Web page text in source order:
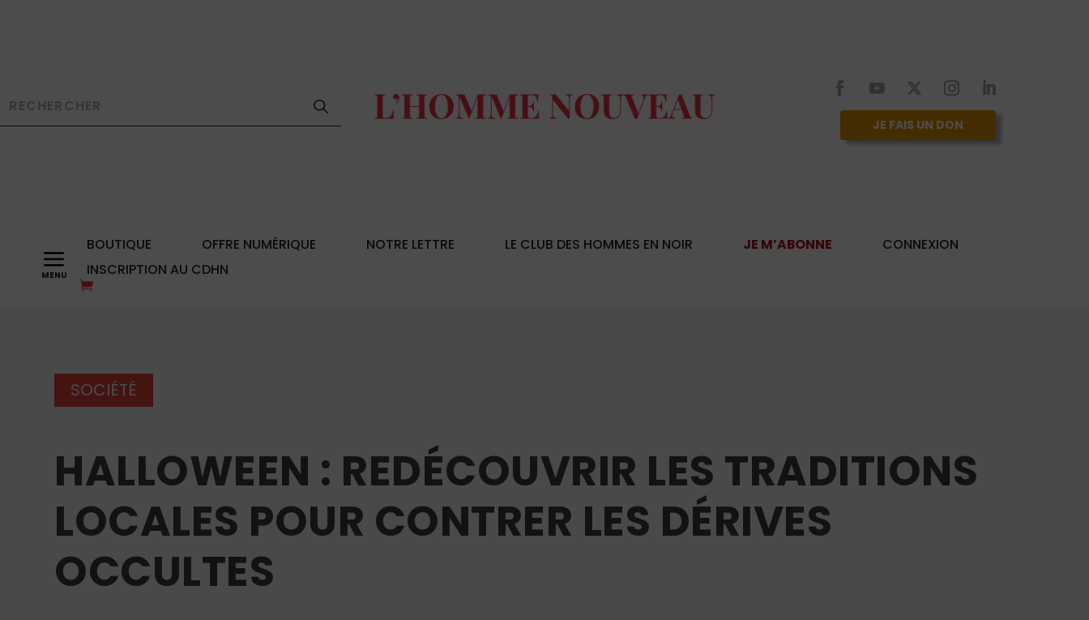
JE FAIS UN DON
a BOUTIQUE OFFRE NUMÉRIQUE NOTRE LETTRE LE CLUB DES HOMMES EN NOIR JE M’ABONNE
CONNEXION
INSCRIPTION AU CDHN
SOCIÉTÉ
HALLOWEEN : REDÉCOUVRIR LES TRADITIONS
LOCALES POUR CONTRER LES DÉRIVES
OCCULTES